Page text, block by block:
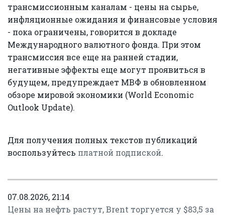
трансмиссионным каналам - цены на сырье,
инфляционные ожидания и финансовые условия
- пока ограничены, говорится в докладе
Международного валютного фонда. При этом
трансмиссия все еще на ранней стадии,
негативные эффекты еще могут проявиться в
будущем, предупреждает МВФ в обновленном
обзоре мировой экономики (World Economic
Outlook Update).
Для получения полных текстов публикаций
воспользуйтесь платной подпиской.
07.08.2026, 21:14
Цены на нефть растут, Brent торгуется у $83,5 за